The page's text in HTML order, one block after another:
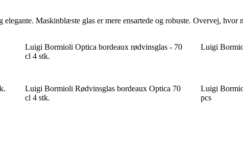
Maskinblæste glas er mere ensartede og robuste. Overvej, hvor
Luigi Bormioli Optica bordeaux rødvinsglas - 70
cl 4 stk.
Luigi
Luigi Bormioli Rødvinsglas bordeaux Optica 70
cl 4 stk.
Luigi
pcs